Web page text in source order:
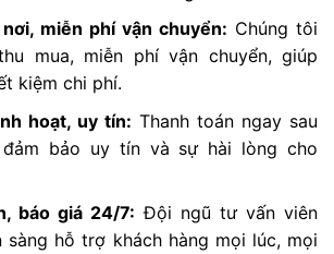
miễn phí vận chuyển: Chúng tôi
mua, miễn phí vận chuyển, giúp
kiệm chi phí.
hoạt, uy tín: Thanh toán ngay sau
bảo uy tín và sự hài lòng cho
báo giá 24/7: Đội ngũ tư vấn viên
sàng hỗ trợ khách hàng mọi lúc, mọi